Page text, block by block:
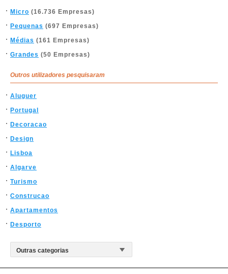
Micro (16.736 Empresas)
Pequenas (697 Empresas)
Médias (161 Empresas)
Grandes (50 Empresas)
Outros utilizadores pesquisaram
Aluguer
Portugal
Decoracao
Design
Lisboa
Algarve
Turismo
Construcao
Apartamentos
Desporto